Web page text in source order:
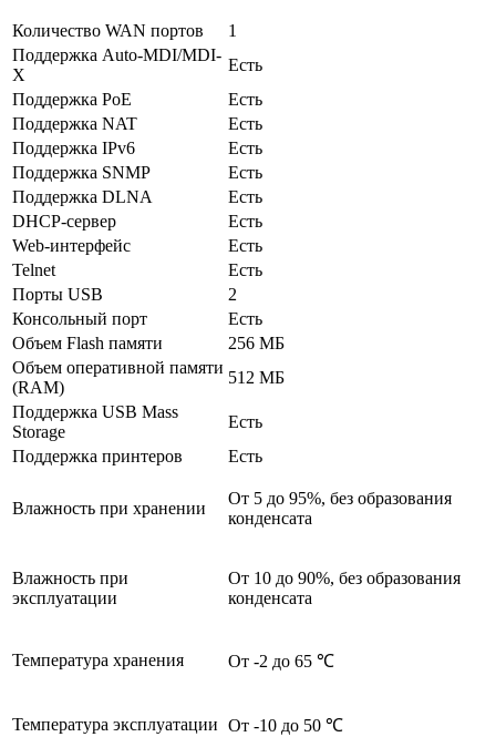
Количество WAN портов
1
Поддержка Auto-MDI/MDI-
X
Есть
Поддержка PoE
Есть
Поддержка NAT
Есть
Поддержка IPv6
Есть
Поддержка SNMP
Есть
Поддержка DLNA
Есть
DHCP-сервер
Есть
Web-интерфейс
Есть
Telnet
Есть
Порты USB
2
Консольный порт
Есть
Объем Flash памяти
256 МБ
Объем оперативной памяти
(RAM)
512 МБ
Поддержка USB Mass
Storage
Есть
Поддержка принтеров
Есть
Влажность при хранении
От 5 до 95%, без образования
конденсата
Влажность при
эксплуатации
От 10 до 90%, без образования
конденсата
Температура хранения От -2 до 65 ℃
Температура эксплуатации От -10 до 50 ℃